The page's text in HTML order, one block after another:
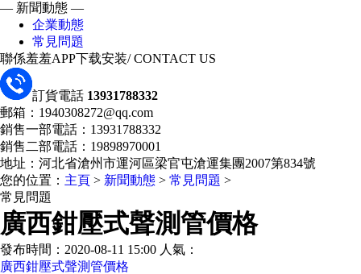
— 新聞動態 —
企業動態
常見問題
聯係羞羞APP下载安装/ CONTACT US
訂貨電話 13931788332
郵箱：1940308272@qq.com
銷售一部電話：13931788332
銷售二部電話：19898970001
地址：河北省滄州市運河區梁官屯滄運集團2007第834號
您的位置： 主頁 > 新聞動態 > 常見問題 >
常見問題
廣西鉗壓式聲測管價格
發布時間：2020-08-11 15:00 人氣：
廣西鉗壓式聲測管價格